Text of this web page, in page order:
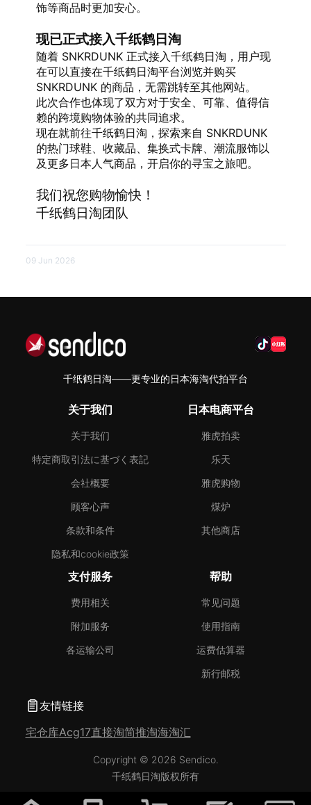
饰等商品时更加安心。
现已正式接入千纸鹤日淘
随着 SNKRDUNK 正式接入千纸鹤日淘，用户现
在可以直接在千纸鹤日淘平台浏览并购买
SNKRDUNK 的商品，无需跳转至其他网站。
此次合作也体现了双方对于安全、可靠、值得信
赖的跨境购物体验的共同追求。
现在就前往千纸鹤日淘，探索来自 SNKRDUNK
的热门球鞋、收藏品、集换式卡牌、潮流服饰以
及更多日本人气商品，开启你的寻宝之旅吧。
我们祝您购物愉快！
千纸鹤日淘团队
09 Jun 2026
千纸鹤日淘——更专业的日本海淘代拍平台
关于我们
关于我们
特定商取引法に基づく表記
会社概要
顾客心声
条款和条件
隐私和cookie政策
日本电商平台
雅虎拍卖
乐天
雅虎购物
煤炉
其他商店
支付服务
费用相关
附加服务
各运输公司
帮助
常见问题
使用指南
运费估算器
新行邮税
友情链接
宅仓库Acg17直接淘简推淘海淘汇
Copyright © 2026 Sendico.
千纸鹤日淘版权所有